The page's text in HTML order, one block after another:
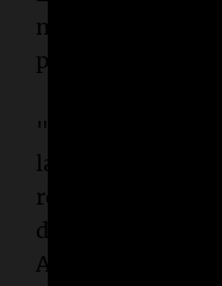
mejorar los
para hacer
"Estamos
la transmisión.
recursos que
de los
Centros
Africa CDC.